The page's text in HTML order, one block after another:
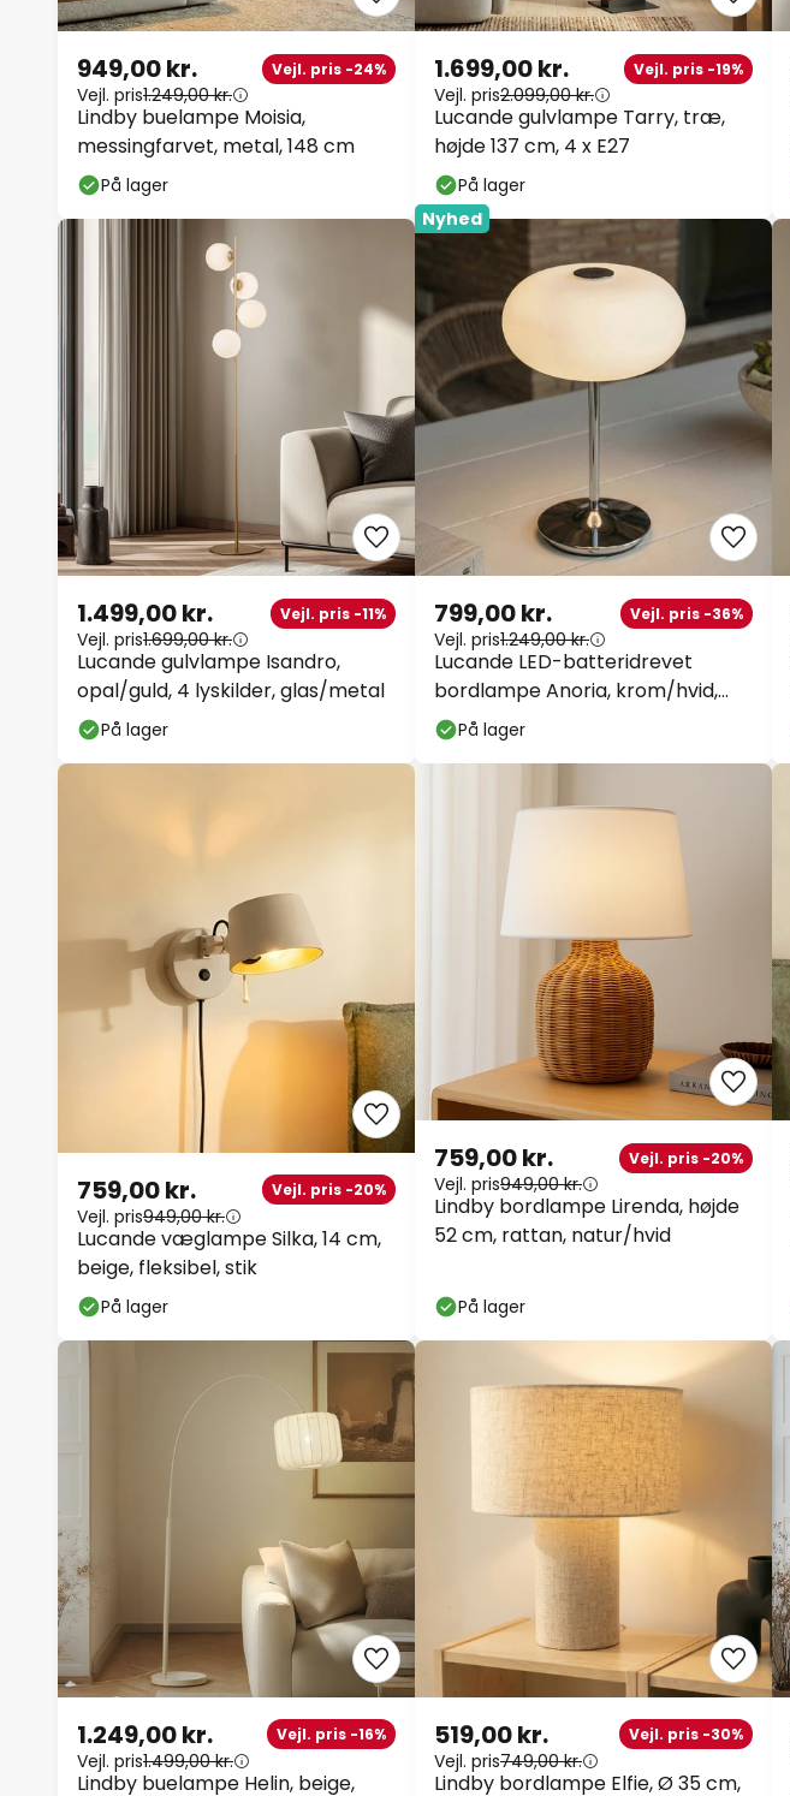
Lindby buelampe Moisia,
messingfarvet, metal, 148 cm
949,00 kr. Vejl. pris -24%
Vejl. pris1.249,00 kr.
På lager
Lucande gulvlampe Tarry, træ,
højde 137 cm, 4 x E27
1.699,00 kr. Vejl. pris -19%
Vejl. pris2.099,00 kr.
På lager
Lucande gulvlampe Isandro,
opal/guld, 4 lyskilder, glas/metal
1.499,00 kr. Vejl. pris -11%
Vejl. pris1.699,00 kr.
På lager
Nyhed
Lucande LED-batteridrevet
bordlampe Anoria, krom/hvid,
glas, IP44, USB
799,00 kr. Vejl. pris -36%
Vejl. pris1.249,00 kr.
På lager
Lucande væglampe Silka, 14 cm,
beige, fleksibel, stik
759,00 kr. Vejl. pris -20%
Vejl. pris949,00 kr.
På lager
Lindby bordlampe Lirenda, højde
52 cm, rattan, natur/hvid
759,00 kr. Vejl. pris -20%
Vejl. pris949,00 kr.
På lager
Lindby buelampe Helin, beige,
1.249,00 kr. Vejl. pris -16%
Vejl. pris1.499,00 kr.
Lindby bordlampe Elfie, Ø 35 cm,
519,00 kr. Vejl. pris -30%
Vejl. pris749,00 kr.